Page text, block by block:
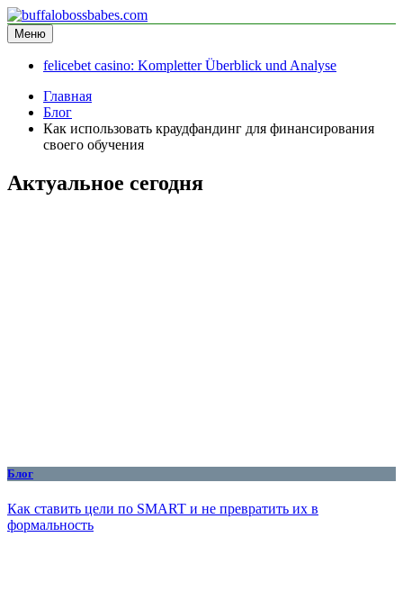
Перейти
к
содержимому
buffalobossbabes.com
информационный сайт
Меню
felicebet casino: Kompletter Überblick und Analyse
Главная
Блог
Как использовать краудфандинг для финансирования
своего обучения
Актуальное сегодня
Блог
Как ставить цели по SMART и не превратить их в
формальность